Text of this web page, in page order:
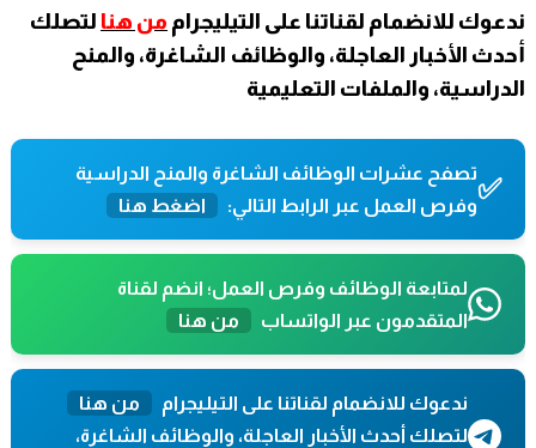
ندعوك للانضمام لقناتنا على التيليجرام من هنا لتصلك
أحدث الأخبار العاجلة، والوظائف الشاغرة، والمنح
الدراسية، والملفات التعليمية
✅تصفح عشرات الوظائف الشاغرة والمنح الدراسية
وفرص العمل عبر الرابط التالي:
اضغط هنا
لمتابعة الوظائف وفرص العمل؛ انضم لقناة
المتقدمون عبر الواتساب
من هنا
ندعوك للانضمام لقناتنا على التيليجرام
من هنا
لتصلك أحدث الأخبار العاجلة، والوظائف الشاغرة،